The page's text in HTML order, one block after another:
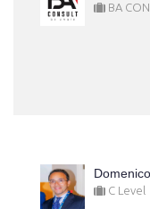
BA
C Level